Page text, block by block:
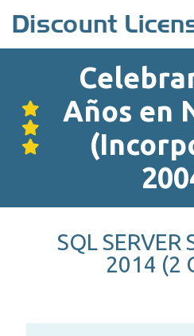
Años en
SQL SERVER
2014 (2